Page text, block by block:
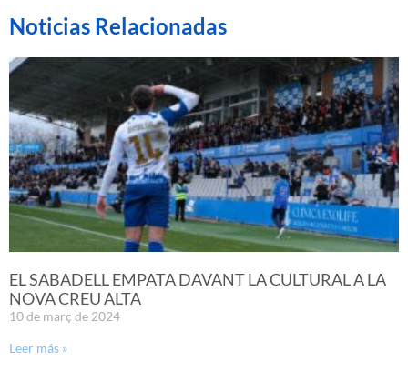
Noticias Relacionadas
EL SABADELL EMPATA DAVANT LA CULTURAL A LA
NOVA CREU ALTA
10 de març de 2024
Leer más »